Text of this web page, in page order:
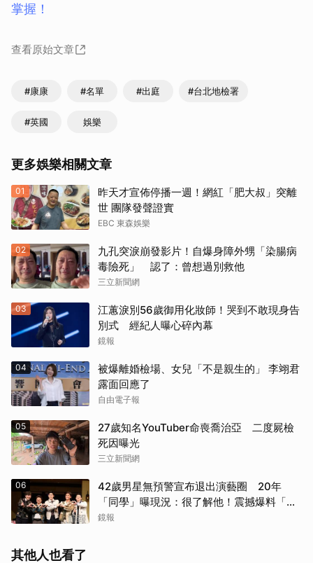
掌握！
查看原始文章
#康康 #名單 #出庭 #台北地檢署
#英國 娛樂
更多娛樂相關文章
01
昨天才宣佈停播一週！網紅「肥大叔」突離
世 團隊發聲證實
EBC 東森娛樂
02
九孔突淚崩發影片！自爆身障外甥「染腸病
毒險死」 認了：曾想過別救他
三立新聞網
03
江蕙淚別56歲御用化妝師！哭到不敢現身告
別式 經紀人曝心碎內幕
鏡報
04
被爆離婚檢場、女兒「不是親生的」 李翊君
露面回應了
自由電子報
05
27歲知名YouTuber命喪喬治亞 二度屍檢
死因曝光
三立新聞網
06
42歲男星無預警宣布退出演藝圈 20年
「同學」曝現況：很了解他！震撼爆料「恐
懼」這件事
鏡報
其他人也看了